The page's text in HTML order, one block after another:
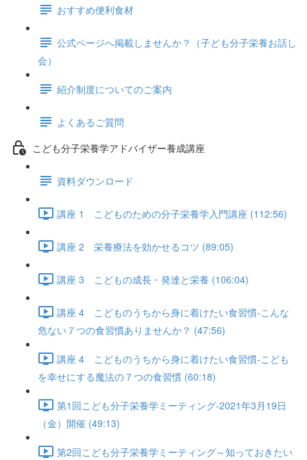
おすすめ便利食材
公式ページへ掲載しませんか？（子ども分子栄養お話し
会）
紹介制度についてのご案内
よくあるご質問
こども分子栄養学アドバイザー養成講座
資料ダウンロード
講座 1 ​こどものための分子栄養学入門講座 (112:56)
講座 2 栄養療法を効かせるコツ (89:05)
講座 3 こどもの成長・発達と栄養 (106:04)
講座 4 こどものうちから身に着けたい食習慣-こんな
危ない７つの食習慣ありませんか？ (47:56)
講座 4 こどものうちから身に着けたい食習慣-こども
を幸せにする魔法の７つの食習慣 (60:18)
第1回こども分子栄養学ミーティング-2021年3月19日
（金）開催 (49:13)
第2回こども分子栄養学ミーティング～知っておきたい